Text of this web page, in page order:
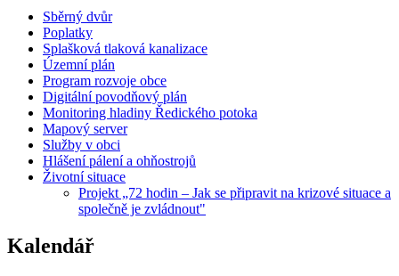
Sběrný dvůr
Poplatky
Splašková tlaková kanalizace
Územní plán
Program rozvoje obce
Digitální povodňový plán
Monitoring hladiny Ředického potoka
Mapový server
Služby v obci
Hlášení pálení a ohňostrojů
Životní situace
Projekt „72 hodin – Jak se připravit na krizové situace a
společně je zvládnout"
Kalendář